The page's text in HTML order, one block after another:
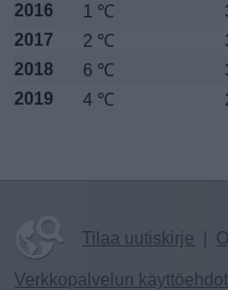
2016
1 ℃
2017
2 ℃
2018
6 ℃
2019
4 ℃
Tilaa uutiskirje
Verkkopalvelun käyttöehdot